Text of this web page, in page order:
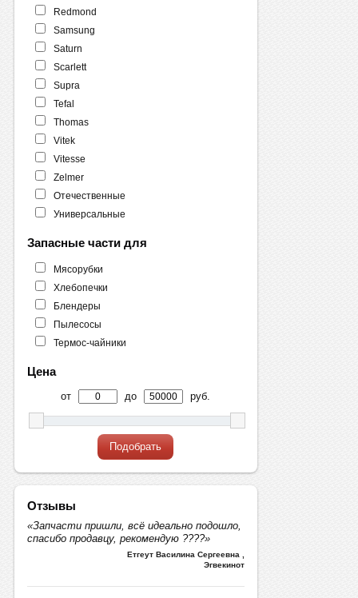
Redmond
Samsung
Saturn
Scarlett
Supra
Tefal
Thomas
Vitek
Vitesse
Zelmer
Отечественные
Универсальные
Запасные части для
Мясорубки
Хлебопечки
Блендеры
Пылесосы
Термос-чайники
Цена
от до руб.
Подобрать
Отзывы
«Запчасти пришли, всё идеально подошло,
спасибо продавцу, рекомендую ????»
Етгеут Василина Сергеевна
Эгвекинот